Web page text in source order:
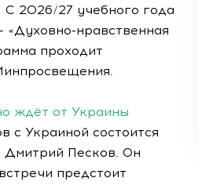
С 2026/27 учебного года
«Духовно-нравственная
проходит
ждёт от Украины
с Украиной состоится
Дмитрий Песков. Он
предстоит